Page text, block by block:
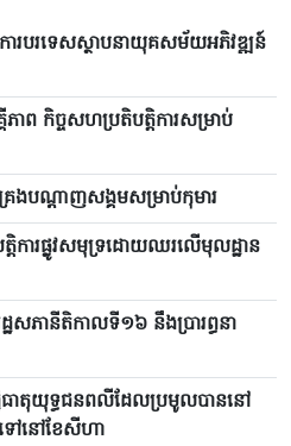
របរទេសស្ថាបនាយុគសម័យអភិវឌ្ឍន៍
ាព កិច្ចសហប្រតិបត្តិការសម្រាប់
ងបណ្តាញសង្គមសម្រាប់កុមារ
ការផ្លូវសមុទ្រដោយឈរលើមុលដ្ឋាន
សភានីតិកាលទី១៦ នឹងប្រារព្ធនា
ធាតុយុទ្ធជនពលីដែលប្រមូលបាននៅ
ទៅនៅខែសីហា